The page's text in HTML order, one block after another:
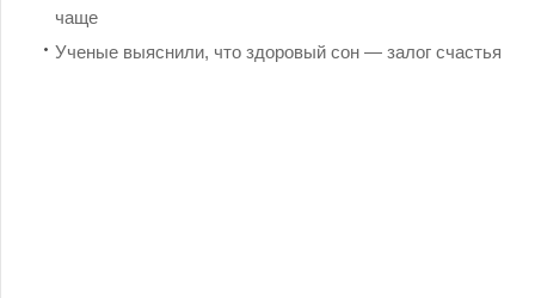
чаще
Ученые выяснили, что здоровый сон — залог счастья